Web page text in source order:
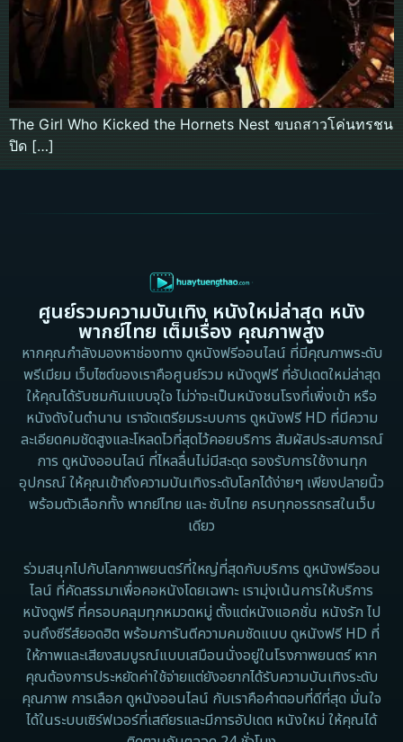
The Girl Who Kicked the Hornets Nest ขบถสาวโค่นทรชน
ปิด […]
ศูนย์รวมความบันเทิง หนังใหม่ล่าสุด หนัง
พากย์ไทย เต็มเรื่อง คุณภาพสูง
หากคุณกำลังมองหาช่องทาง ดูหนังฟรีออนไลน์ ที่มีคุณภาพระดับ
พรีเมียม เว็บไซต์ของเราคือศูนย์รวม หนังดูฟรี ที่อัปเดตใหม่ล่าสุด
ให้คุณได้รับชมกันแบบจุใจ ไม่ว่าจะเป็นหนังชนโรงที่เพิ่งเข้า หรือ
หนังดังในตำนาน เราจัดเตรียมระบบการ ดูหนังฟรี HD ที่มีความ
ละเอียดคมชัดสูงและโหลดไวที่สุดไว้คอยบริการ สัมผัสประสบการณ์
การ ดูหนังออนไลน์ ที่ไหลลื่นไม่มีสะดุด รองรับการใช้งานทุก
อุปกรณ์ ให้คุณเข้าถึงความบันเทิงระดับโลกได้ง่ายๆ เพียงปลายนิ้ว
พร้อมตัวเลือกทั้ง พากย์ไทย และ ซับไทย ครบทุกอรรถรสในเว็บ
เดียว
ร่วมสนุกไปกับโลกภาพยนตร์ที่ใหญ่ที่สุดกับบริการ ดูหนังฟรีออน
ไลน์ ที่คัดสรรมาเพื่อคอหนังโดยเฉพาะ เรามุ่งเน้นการให้บริการ
หนังดูฟรี ที่ครอบคลุมทุกหมวดหมู่ ตั้งแต่หนังแอคชั่น หนังรัก ไป
จนถึงซีรีส์ยอดฮิต พร้อมการันตีความคมชัดแบบ ดูหนังฟรี HD ที่
ให้ภาพและเสียงสมบูรณ์แบบเสมือนนั่งอยู่ในโรงภาพยนตร์ หาก
คุณต้องการประหยัดค่าใช้จ่ายแต่ยังอยากได้รับความบันเทิงระดับ
คุณภาพ การเลือก ดูหนังออนไลน์ กับเราคือคำตอบที่ดีที่สุด มั่นใจ
ได้ในระบบเซิร์ฟเวอร์ที่เสถียรและมีการอัปเดต หนังใหม่ ให้คุณได้